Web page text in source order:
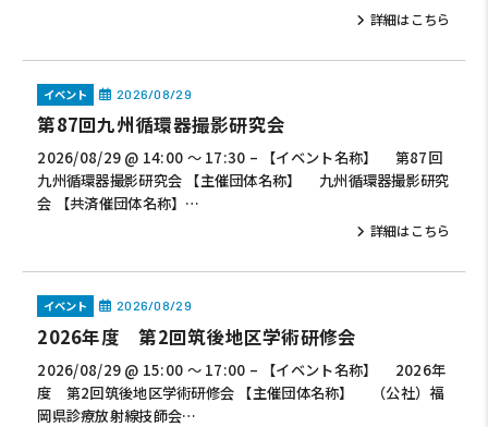
詳細はこちら
イベント 2026/08/29
第87回九州循環器撮影研究会
2026/08/29 @ 14:00 ～ 17:30 – 【イベント名称】 第87回
九州循環器撮影研究会 【主催団体名称】 九州循環器撮影研究
会 【共済催団体名称】…
詳細はこちら
イベント 2026/08/29
2026年度 第2回筑後地区学術研修会
2026/08/29 @ 15:00 ～ 17:00 – 【イベント名称】 2026年
度 第2回筑後地区学術研修会 【主催団体名称】 （公社）福
岡県診療放射線技師会…